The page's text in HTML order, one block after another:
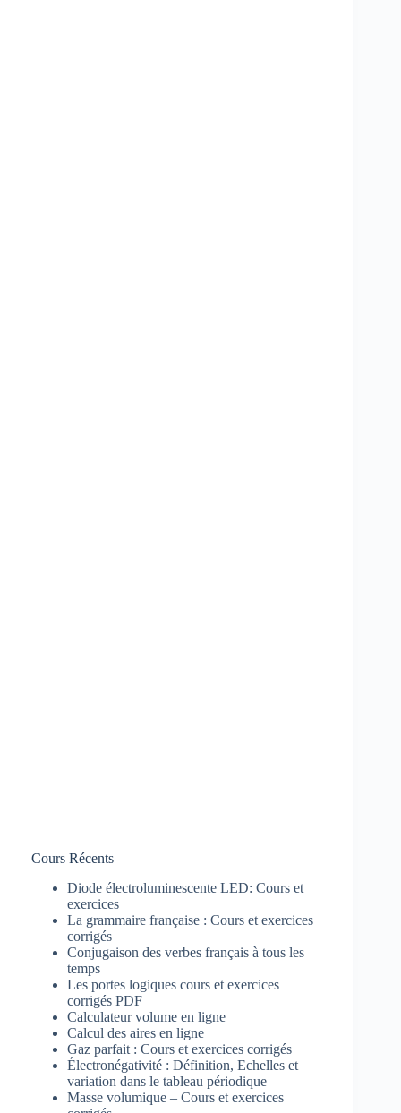
Cours Récents
Diode électroluminescente LED: Cours et
exercices
La grammaire française : Cours et exercices
corrigés
Conjugaison des verbes français à tous les
temps
Les portes logiques cours et exercices
corrigés PDF
Calculateur volume en ligne
Calcul des aires en ligne
Gaz parfait : Cours et exercices corrigés
Électronégativité : Définition, Echelles et
variation dans le tableau périodique
Masse volumique – Cours et exercices